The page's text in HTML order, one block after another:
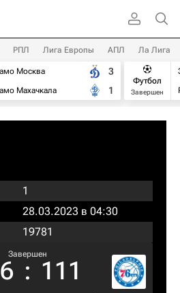
РПЛ Лига Европы АПЛ Ла Лига
Москва
Махачкала
3
1
Футбол
Завершен
1
28.03.2023 в 04:30
19781
Завершен
: 111